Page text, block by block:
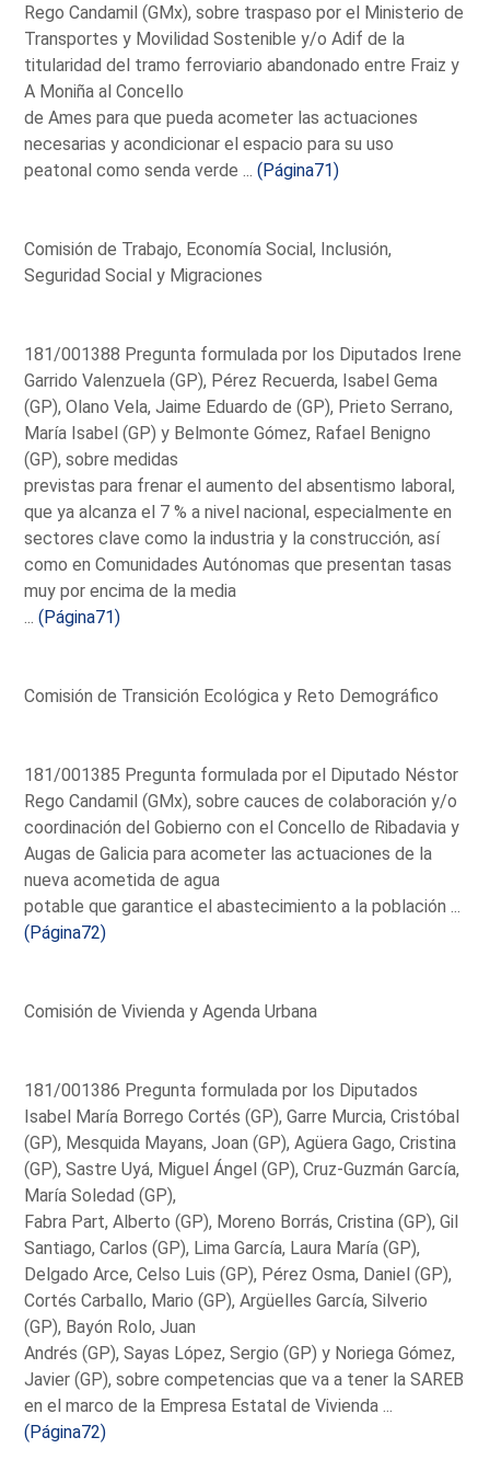
Rego Candamil (GMx), sobre traspaso por el Ministerio de
Transportes y Movilidad Sostenible y/o Adif de la
titularidad del tramo ferroviario abandonado entre Fraiz y
A Moniña al Concello
de Ames para que pueda acometer las actuaciones
necesarias y acondicionar el espacio para su uso
peatonal como senda verde ...(Página71)
Comisión de Trabajo, Economía Social, Inclusión,
Seguridad Social y Migraciones
181/001388 Pregunta formulada por los Diputados Irene
Garrido Valenzuela (GP), Pérez Recuerda, Isabel Gema
(GP), Olano Vela, Jaime Eduardo de (GP), Prieto Serrano,
María Isabel (GP) y Belmonte Gómez, Rafael Benigno
(GP), sobre medidas
previstas para frenar el aumento del absentismo laboral,
que ya alcanza el 7 % a nivel nacional, especialmente en
sectores clave como la industria y la construcción, así
como en Comunidades Autónomas que presentan tasas
muy por encima de la media
...(Página71)
Comisión de Transición Ecológica y Reto Demográfico
181/001385 Pregunta formulada por el Diputado Néstor
Rego Candamil (GMx), sobre cauces de colaboración y/o
coordinación del Gobierno con el Concello de Ribadavia y
Augas de Galicia para acometer las actuaciones de la
nueva acometida de agua
potable que garantice el abastecimiento a la población ...
(Página72)
Comisión de Vivienda y Agenda Urbana
181/001386 Pregunta formulada por los Diputados
Isabel María Borrego Cortés (GP), Garre Murcia, Cristóbal
(GP), Mesquida Mayans, Joan (GP), Agüera Gago, Cristina
(GP), Sastre Uyá, Miguel Ángel (GP), Cruz-Guzmán García,
María Soledad (GP),
Fabra Part, Alberto (GP), Moreno Borrás, Cristina (GP), Gil
Santiago, Carlos (GP), Lima García, Laura María (GP),
Delgado Arce, Celso Luis (GP), Pérez Osma, Daniel (GP),
Cortés Carballo, Mario (GP), Argüelles García, Silverio
(GP), Bayón Rolo, Juan
Andrés (GP), Sayas López, Sergio (GP) y Noriega Gómez,
Javier (GP), sobre competencias que va a tener la SAREB
en el marco de la Empresa Estatal de Vivienda ...
(Página72)